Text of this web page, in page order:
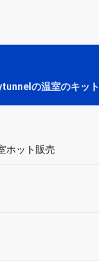
の温室のキット
ホット販売